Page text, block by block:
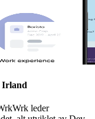
Irland
leder